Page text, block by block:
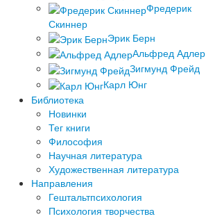
Фредерик
Скиннер
Эрик Берн
Альфред Адлер
Зигмунд Фрейд
Карл Юнг
Библиотека
Новинки
Тег книги
Философия
Научная литература
Художественная литература
Направления
Гештальтпсихология
Психология творчества